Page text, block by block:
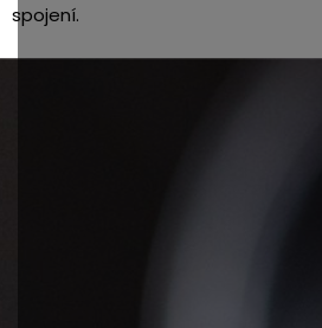
spojení.